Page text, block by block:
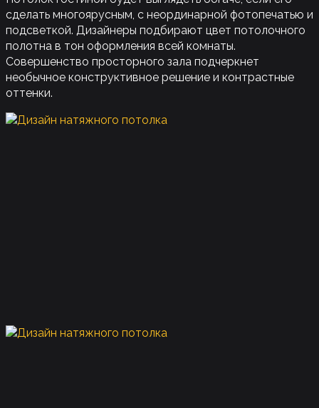
сделать многоярусным, с неординарной фотопечатью и
подсветкой. Дизайнеры подбирают цвет потолочного
полотна в тон оформления всей комнаты.
Совершенство просторного зала подчеркнет
необычное конструктивное решение и контрастные
оттенки.